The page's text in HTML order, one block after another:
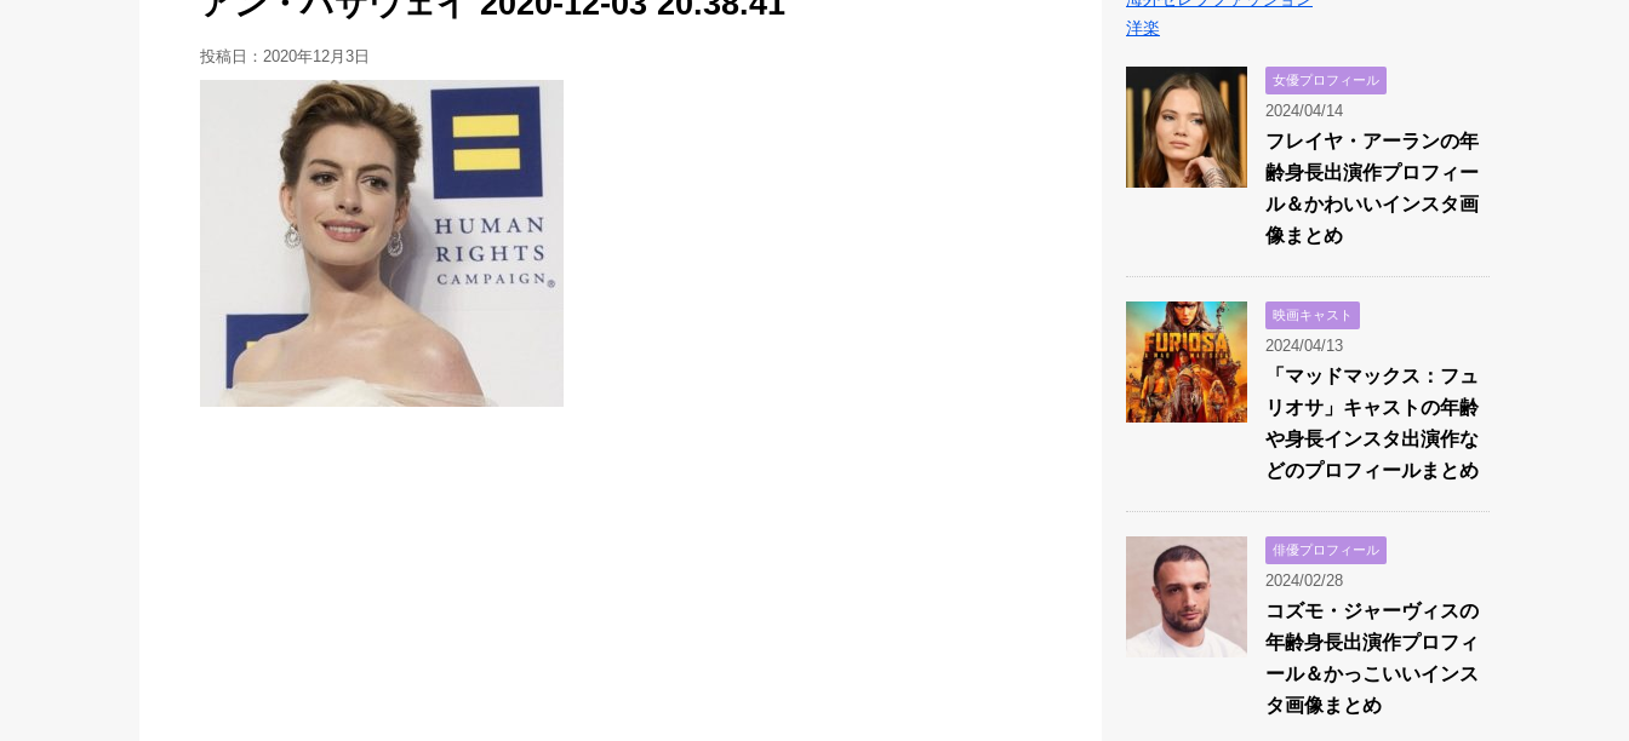
投稿日： 2020年12月3日
洋楽
女優プロフィール
2024/04/14
フレイヤ・アーランの年
齢身長出演作プロフィー
ル＆かわいいインスタ画
像まとめ
映画キャスト
2024/04/13
「マッドマックス：フュ
リオサ」キャストの年齢
や身長インスタ出演作な
どのプロフィールまとめ
俳優プロフィール
2024/02/28
コズモ・ジャーヴィスの
年齢身長出演作プロフィ
ール＆かっこいいインス
タ画像まとめ